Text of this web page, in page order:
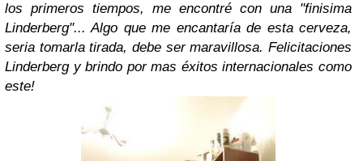
los primeros tiempos, me encontré con una "finisima
Linderberg"... Algo que me encantaría de esta cerveza,
seria tomarla tirada, debe ser maravillosa. Felicitaciones
Linderberg y brindo por mas éxitos internacionales como
este!